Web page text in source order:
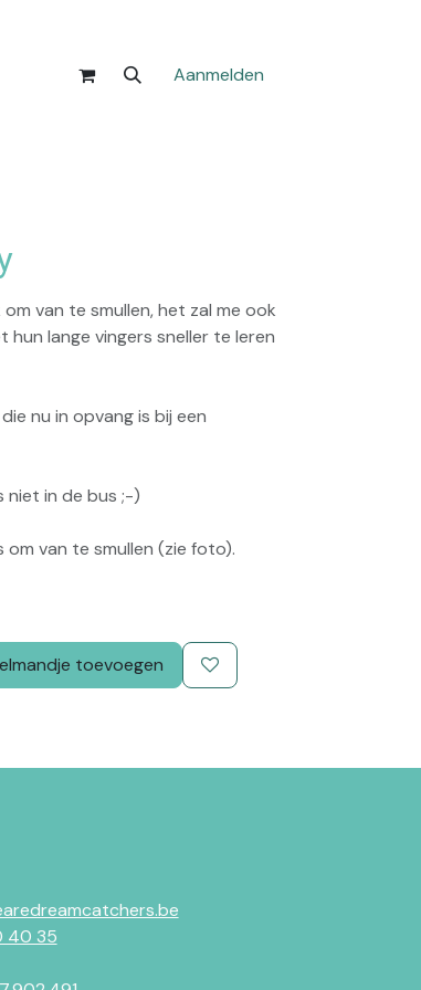
Aanmelden
van te smullen, het zal me ook
hun lange vingers sneller te leren
nu in opvang is bij een
niet in de bus ;-)
van te smullen (zie foto).
toevoegen
40 35